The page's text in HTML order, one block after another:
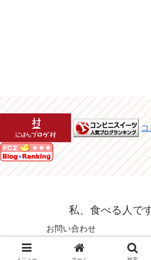
コ
私、食べる人で
お問い合わせ
© 2015 私、食べる人